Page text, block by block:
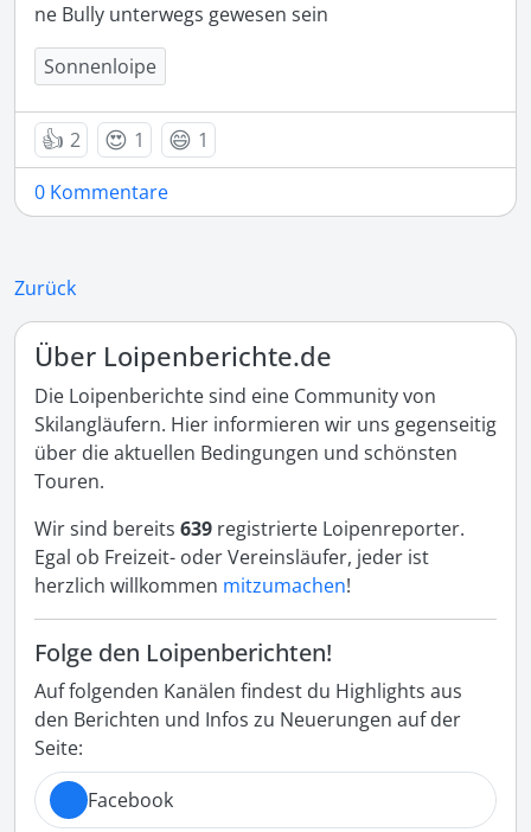
ne Bully unterwegs gewesen sein
Sonnenloipe
👍 2 😍 1 😄 1
0 Kommentare
Zurück
Über Loipenberichte.de
Die Loipenberichte sind eine Community von
Skilangläufern. Hier informieren wir uns gegenseitig
über die aktuellen Bedingungen und schönsten
Touren.
Wir sind bereits 639 registrierte Loipenreporter.
Egal ob Freizeit- oder Vereinsläufer, jeder ist
herzlich willkommen mitzumachen!
Folge den Loipenberichten!
Auf folgenden Kanälen findest du Highlights aus
den Berichten und Infos zu Neuerungen auf der
Seite:
Facebook